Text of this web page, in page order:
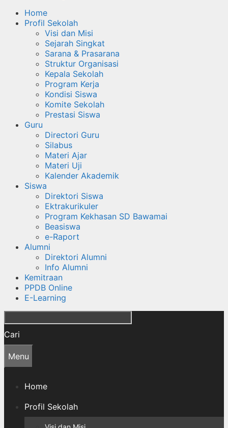
Home
Profil Sekolah
Visi dan Misi
Sejarah Singkat
Sarana & Prasarana
Struktur Organisasi
Kepala Sekolah
Program Kerja
Kondisi Siswa
Komite Sekolah
Prestasi Siswa
Guru
Directori Guru
Silabus
Materi Ajar
Materi Uji
Kalender Akademik
Siswa
Direktori Siswa
Ektrakurikuler
Program Kekhasan SD Bawamai
Beasiswa
e-Raport
Alumni
Direktori Alumni
Info Alumni
Kemitraan
PPDB Online
E-Learning
Cari
Menu
Home
Profil Sekolah